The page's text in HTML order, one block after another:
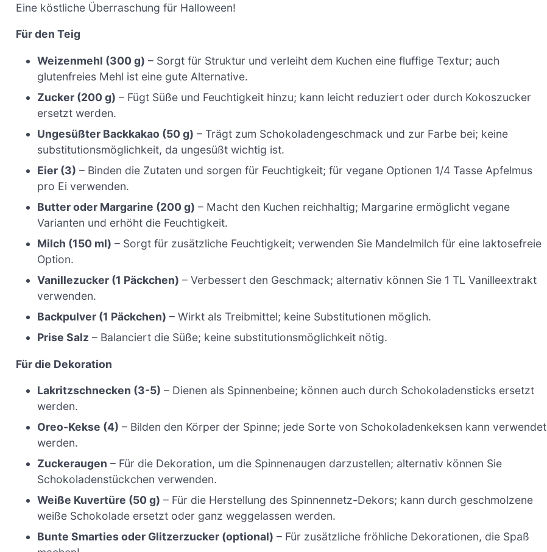
Eine köstliche Überraschung für Halloween!
Für den Teig
Weizenmehl (300 g) – Sorgt für Struktur und verleiht dem Kuchen eine fluffige Textur; auch
glutenfreies Mehl ist eine gute Alternative.
Zucker (200 g) – Fügt Süße und Feuchtigkeit hinzu; kann leicht reduziert oder durch Kokoszucker
ersetzt werden.
Ungesüßter Backkakao (50 g) – Trägt zum Schokoladengeschmack und zur Farbe bei; keine
substitutionsmöglichkeit, da ungesüßt wichtig ist.
Eier (3) – Binden die Zutaten und sorgen für Feuchtigkeit; für vegane Optionen 1/4 Tasse Apfelmus
pro Ei verwenden.
Butter oder Margarine (200 g) – Macht den Kuchen reichhaltig; Margarine ermöglicht vegane
Varianten und erhöht die Feuchtigkeit.
Milch (150 ml) – Sorgt für zusätzliche Feuchtigkeit; verwenden Sie Mandelmilch für eine laktosefreie
Option.
Vanillezucker (1 Päckchen) – Verbessert den Geschmack; alternativ können Sie 1 TL Vanilleextrakt
verwenden.
Backpulver (1 Päckchen) – Wirkt als Treibmittel; keine Substitutionen möglich.
Prise Salz – Balanciert die Süße; keine substitutionsmöglichkeit nötig.
Für die Dekoration
Lakritzschnecken (3-5) – Dienen als Spinnenbeine; können auch durch Schokoladensticks ersetzt
werden.
Oreo-Kekse (4) – Bilden den Körper der Spinne; jede Sorte von Schokoladenkeksen kann verwendet
werden.
Zuckeraugen – Für die Dekoration, um die Spinnenaugen darzustellen; alternativ können Sie
Schokoladenstückchen verwenden.
Weiße Kuvertüre (50 g) – Für die Herstellung des Spinnennetz-Dekors; kann durch geschmolzene
weiße Schokolade ersetzt oder ganz weggelassen werden.
Bunte Smarties oder Glitzerzucker (optional) – Für zusätzliche fröhliche Dekorationen, die Spaß